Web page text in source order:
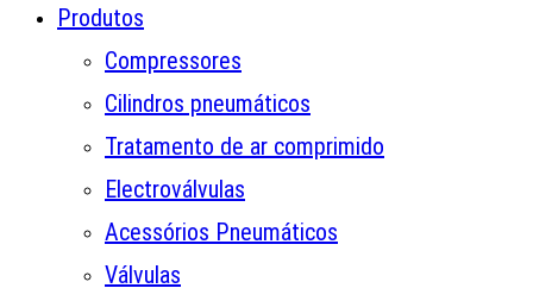
Produtos
Compressores
Cilindros pneumáticos
Tratamento de ar comprimido
Electroválvulas
Acessórios Pneumáticos
Válvulas